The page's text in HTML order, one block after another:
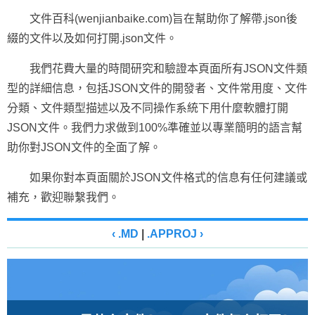
文件百科(wenjianbaike.com)旨在幫助你了解帶.json後
綴的文件以及如何打開.json文件。
我們花費大量的時間研究和驗證本頁面所有JSON文件類
型的詳細信息，包括JSON文件的開發者、文件常用度、文件
分類、文件類型描述以及不同操作系統下用什麼軟體打開
JSON文件。我們力求做到100%準確並以專業簡明的語言幫
助你對JSON文件的全面了解。
如果你對本頁面關於JSON文件格式的信息有任何建議或
補充，歡迎聯繫我們。
‹ .MD .APPROJ ›